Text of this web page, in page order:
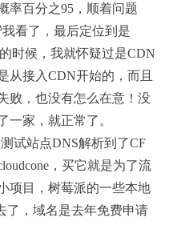
率百分之95，顺着问题
看了，最后定位到是
时候，我就怀疑过是CDN
从接入CDN开始的，而且
败，也没有怎么在意！没
一家，就正常了。
试站点DNS解析到了CF
，买它就是为了流
项目，树莓派的一些本地
了，域名是去年免费申请